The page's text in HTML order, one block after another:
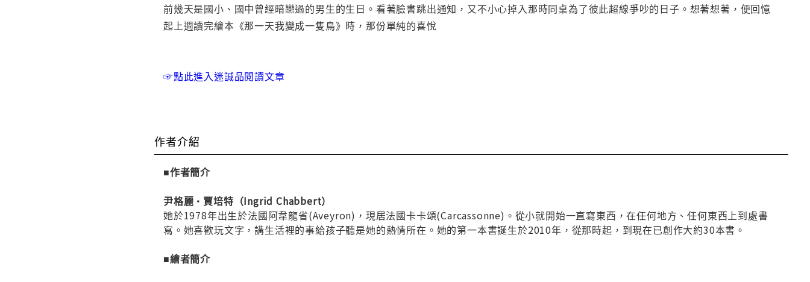
前幾天是國小、國中曾經暗戀過的男生的生日。看著臉書跳出通知，又不小心掉入那時同桌為了彼此超線爭吵的日子。想著想著，便回憶
起上週讀完繪本《那一天我變成一隻鳥》時，那份單純的喜悅
☞點此進入迷誠品閱讀文章
作者介紹
■作者簡介
尹格麗•賈培特（Ingrid Chabbert）
她於1978年出生於法國阿韋龍省(Aveyron)，現居法國卡卡頌(Carcassonne)。從小就開始一直寫東西，在任何地方、任何東西上到處書
寫。她喜歡玩文字，講生活裡的事給孩子聽是她的熱情所在。她的第一本書誕生於2010年，從那時起，到現在已創作大約30本書。
■繪者簡介